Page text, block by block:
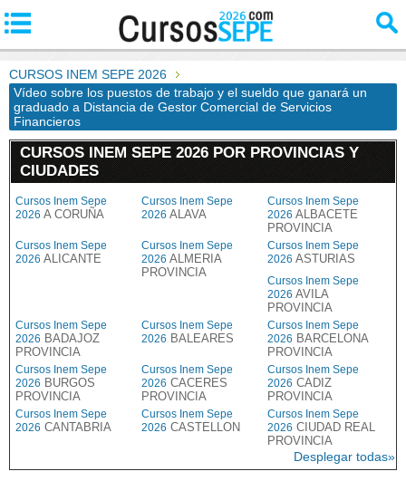
CURSOS INEM SEPE 2026
Vídeo sobre los puestos de trabajo y el sueldo que ganará un
graduado a Distancia de Gestor Comercial de Servicios
Financieros
CURSOS INEM SEPE 2026 POR PROVINCIAS Y
CIUDADES
Cursos Inem Sepe
2026 A CORUÑA
Cursos Inem Sepe
2026 ALAVA
Cursos Inem Sepe
2026 ALBACETE
PROVINCIA
Cursos Inem Sepe
2026 ALICANTE
Cursos Inem Sepe
2026 ALMERIA
PROVINCIA
Cursos Inem Sepe
2026 ASTURIAS
Cursos Inem Sepe
2026 AVILA
PROVINCIA
Cursos Inem Sepe
2026 BADAJOZ
PROVINCIA
Cursos Inem Sepe
2026 BALEARES
Cursos Inem Sepe
2026 BARCELONA
PROVINCIA
Cursos Inem Sepe
2026 BURGOS
PROVINCIA
Cursos Inem Sepe
2026 CACERES
PROVINCIA
Cursos Inem Sepe
2026 CADIZ
PROVINCIA
Cursos Inem Sepe
2026 CANTABRIA
Cursos Inem Sepe
2026 CASTELLON
Cursos Inem Sepe
2026 CIUDAD REAL
PROVINCIA
Desplegar todas»